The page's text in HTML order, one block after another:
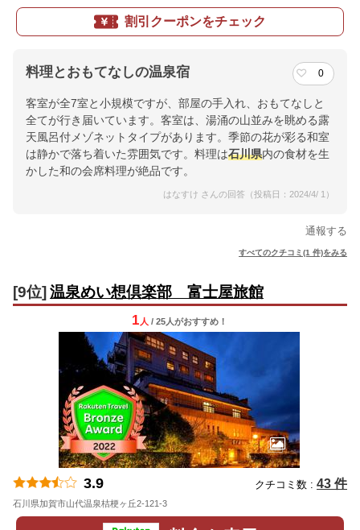
割引クーポンをチェック
料理とおもてなしの温泉宿 0
客室が全7室と小規模ですが、部屋の手入れ、おもてなしと
全てが行き届いています。客室は、湯涌の山並みを眺める露
天風呂付メゾネットタイプがあります。季節の花が彩る和室
は静かで落ち着いた雰囲気です。料理は石川県内の食材を生
かした和の会席料理が絶品です。
はなすけ さんの回答（投稿日：2024/4/ 1）
通報する
すべてのクチコミ(1 件)をみる
[9位] 温泉めい想倶楽部 富士屋旅館
1 人 / 25人がおすすめ！
3.9 クチコミ数 : 43 件
石川県加賀市山代温泉桔梗ヶ丘2-121-3